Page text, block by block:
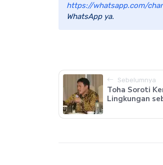
https://whatsapp.com/
WhatsApp ya.
Sebelumnya
Toha Soroti
Lingkungan